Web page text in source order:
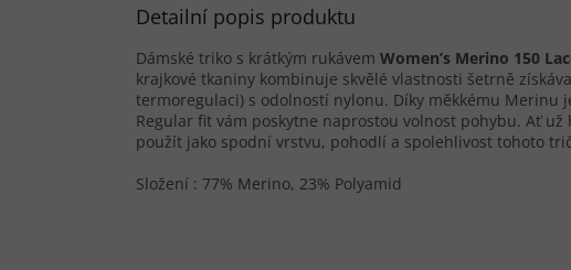
Detailní popis produktu
Dámské triko s krátkým rukávem Women’s Merino 150
krajkové tkaniny kombinuje skvělé vlastnosti šetrně
termoregulaci) s odolností nylonu. Díky měkkému
Regular fit vám poskytne naprostou volnost pohybu. Ať
použít jako spodní vrstvu, pohodlí a spolehlivost tohoto
Složení : 77% Merino, 23% Polyamid